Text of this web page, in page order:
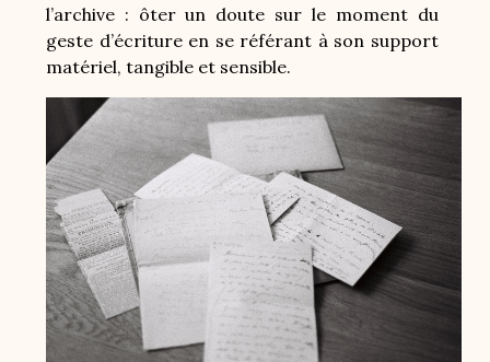
l’archive : ôter un doute sur le moment du
geste d’écriture en se référant à son support
matériel, tangible et sensible.